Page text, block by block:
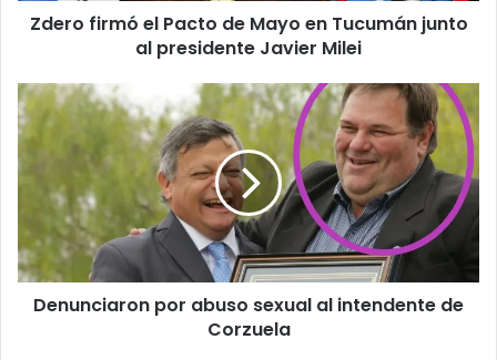
Zdero firmó el Pacto de Mayo en Tucumán junto
al presidente Javier Milei
Denunciaron por abuso sexual al intendente de
Corzuela